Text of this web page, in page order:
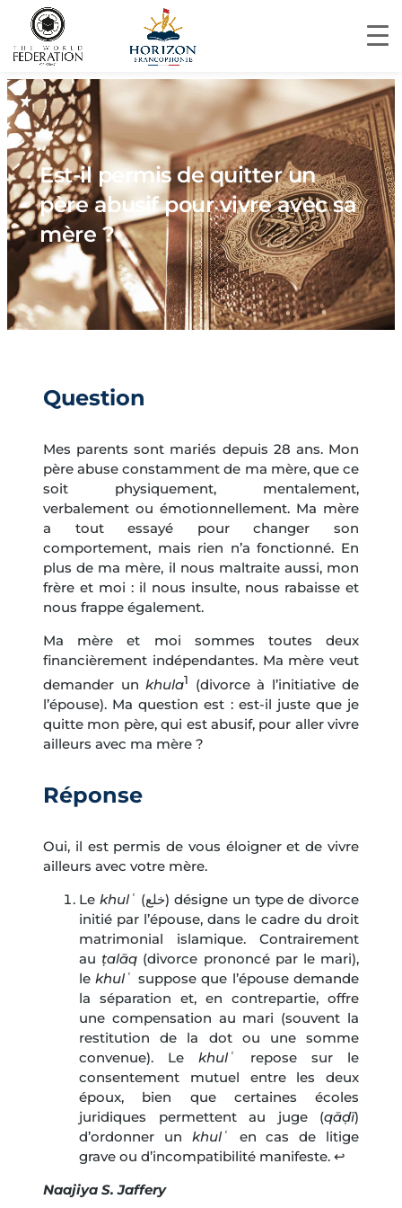
Est-il permis de quitter un
père abusif pour vivre avec sa
mère ?
Question
Mes parents sont mariés depuis 28 ans. Mon
père abuse constamment de ma mère, que ce
soit physiquement, mentalement,
verbalement ou émotionnellement. Ma mère
a tout essayé pour changer son
comportement, mais rien n’a fonctionné. En
plus de ma mère, il nous maltraite aussi, mon
frère et moi : il nous insulte, nous rabaisse et
nous frappe également.
Ma mère et moi sommes toutes deux
financièrement indépendantes. Ma mère veut
demander un khula1
(divorce à l’initiative de
l’épouse). Ma question est : est-il juste que je
quitte mon père, qui est abusif, pour aller vivre
ailleurs avec ma mère ?
Réponse
Oui, il est permis de vous éloigner et de vivre
ailleurs avec votre mère.
Le khulʿ (خلع) désigne un type de divorce
initié par l’épouse, dans le cadre du droit
matrimonial islamique. Contrairement
au ṭalāq (divorce prononcé par le mari),
lekhulʿ suppose que l’épouse demande
la séparation et, en contrepartie, offre
une compensation au mari (souvent la
restitution de la dot ou une somme
convenue). Le khulʿ
repose sur le
consentement mutuel entre les deux
époux, bien que certaines écoles
juridiques permettent au juge (qāḍī)
d’ordonner un khulʿ
en cas de litige
grave ou d’incompatibilité manifeste. ↩︎
Naajiya S. Jaffery